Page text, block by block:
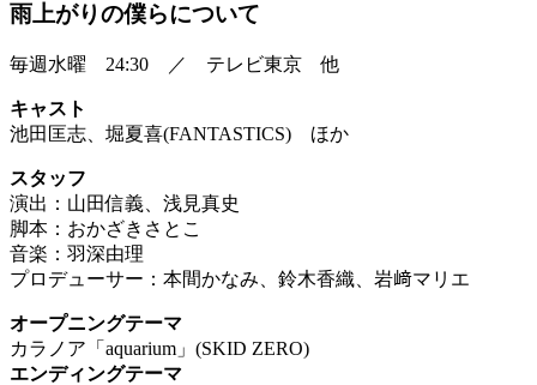
雨上がりの僕らについて
毎週水曜 24:30 ／ テレビ東京 他
キャスト
池田匡志、堀夏喜(FANTASTICS) ほか
スタッフ
演出：山田信義、浅見真史
脚本：おかざきさとこ
音楽：羽深由理
プロデューサー：本間かなみ、鈴木香織、岩﨑マリエ
オープニングテーマ
カラノア「aquarium」(SKID ZERO)
エンディングテーマ